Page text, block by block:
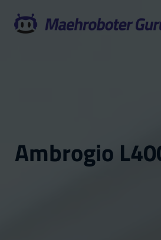
Inhalt
Ambrogio